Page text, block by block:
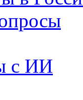
с ИИ